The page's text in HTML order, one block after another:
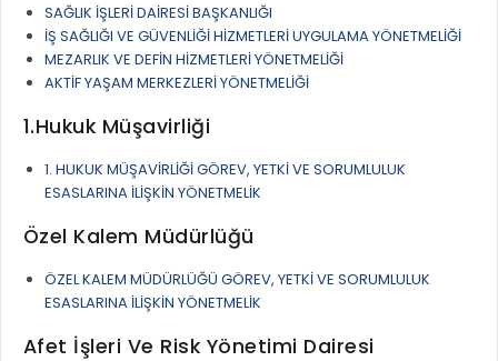
SAĞLIK İŞLERİ DAİRESİ BAŞKANLIĞI
İŞ SAĞLIĞI VE GÜVENLİĞİ HİZMETLERİ UYGULAMA YÖNETMELİĞİ
MEZARLIK VE DEFİN HİZMETLERİ YÖNETMELİĞİ
AKTİF YAŞAM MERKEZLERİ YÖNETMELİĞİ
1.Hukuk Müşavirliği
1. HUKUK MÜŞAVİRLİĞİ GÖREV, YETKİ VE SORUMLULUK
ESASLARINA İLİŞKİN YÖNETMELİK
Özel Kalem Müdürlüğü
ÖZEL KALEM MÜDÜRLÜĞÜ GÖREV, YETKİ VE SORUMLULUK
ESASLARINA İLİŞKİN YÖNETMELİK
Afet İşleri Ve Risk Yönetimi Dairesi